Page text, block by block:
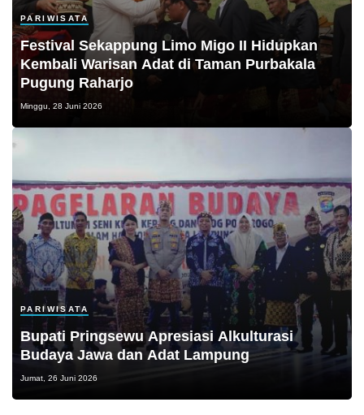
PARIWISATA
Festival Sekappung Limo Migo II Hidupkan
Kembali Warisan Adat di Taman Purbakala
Pugung Raharjo
Minggu, 28 Juni 2026
PARIWISATA
Bupati Pringsewu Apresiasi Alkulturasi
Budaya Jawa dan Adat Lampung
Jumat, 26 Juni 2026